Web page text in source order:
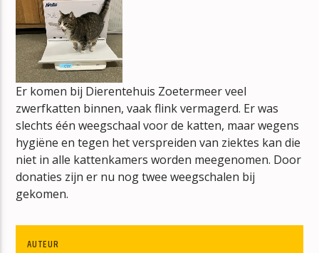
mz-radio
Er komen bij Dierentehuis Zoetermeer veel
zwerfkatten binnen, vaak flink vermagerd. Er was
slechts één weegschaal voor de katten, maar wegens
hygiëne en tegen het verspreiden van ziektes kan die
niet in alle kattenkamers worden meegenomen. Door
donaties zijn er nu nog twee weegschalen bij
gekomen.
AUTEUR